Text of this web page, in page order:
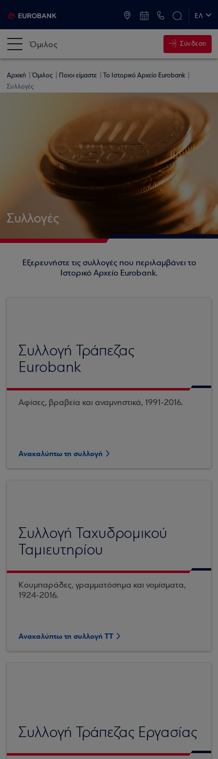
ΕΛ
Όμιλος Σύνδεση
Αρχική Όμιλος Ποιοι είμαστε
Το Ιστορικό Αρχείο Eurobank
Συλλογές
Συλλογές
Εξερευνήστε τις συλλογές που περιλαμβάνει το
Ιστορικό Αρχείο Eurobank.
Συλλογή Τράπεζας
Eurobank
Αφίσες, βραβεία και αναμνηστικά, 1991-2016.
Ανακαλύπτω τη συλλογή
Συλλογή Ταχυδρομικού
Ταμιευτηρίου
Κουμπαράδες, γραμματόσημα και νομίσματα,
1924-2016.
Ανακαλύπτω τη συλλογή TT
Συλλογή Τράπεζας Εργασίας